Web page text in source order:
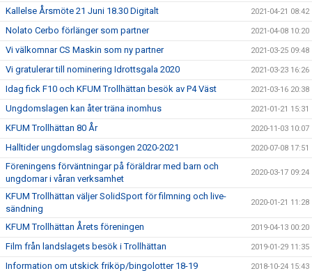
Kallelse Årsmöte 21 Juni 18.30 Digitalt 2021-04-21 08:42
Nolato Cerbo förlänger som partner 2021-04-08 10:20
Vi välkomnar CS Maskin som ny partner 2021-03-25 09:48
Vi gratulerar till nominering Idrottsgala 2020 2021-03-23 16:26
Idag fick F10 och KFUM Trollhättan besök av P4 Väst 2021-03-16 20:38
Ungdomslagen kan åter träna inomhus 2021-01-21 15:31
KFUM Trollhättan 80 År 2020-11-03 10:07
Halltider ungdomslag säsongen 2020-2021 2020-07-08 17:51
Föreningens förväntningar på föräldrar med barn och
ungdomar i våran verksamhet
2020-03-17 09:24
KFUM Trollhättan väljer SolidSport för filmning och live-
sändning
2020-01-21 11:28
KFUM Trollhättan Årets föreningen 2019-04-13 00:20
Film från landslagets besök i Trollhättan 2019-01-29 11:35
Information om utskick friköp/bingolotter 18-19 2018-10-24 15:43